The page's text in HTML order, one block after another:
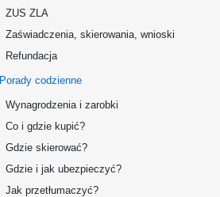
ZUS ZLA
Zaświadczenia, skierowania, wnioski
Refundacja
Porady codzienne
Wynagrodzenia i zarobki
Co i gdzie kupić?
Gdzie skierować?
Gdzie i jak ubezpieczyć?
Jak przetłumaczyć?